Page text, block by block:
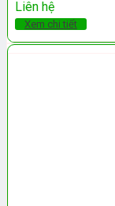
Liên hệ
Xem chi tiết